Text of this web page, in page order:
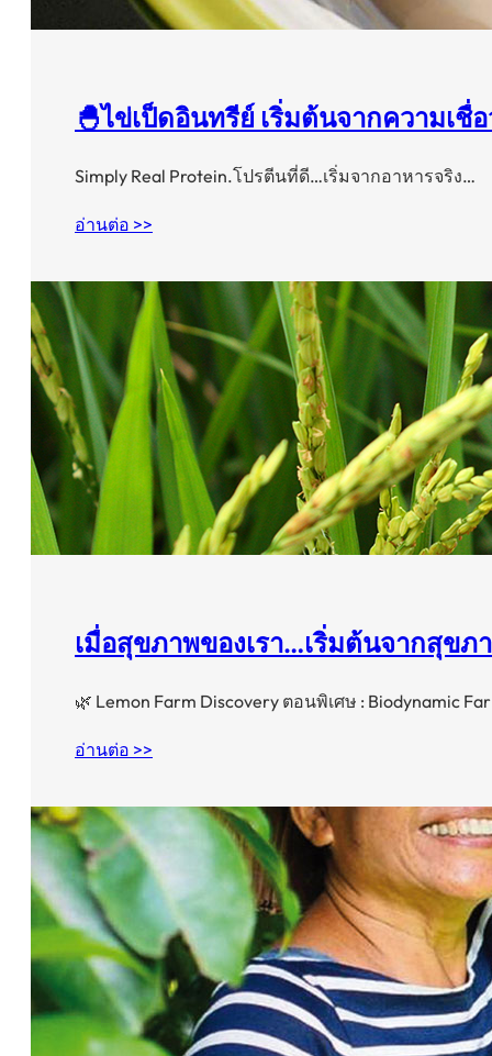
🐣ไข่เป็ดอินทรีย์ เริ่มต้นจากความเชื่
Simply Real Protein.โปรตีนที่ดี…เริ่มจากอาหารจริง…
อ่านต่อ >>
เมื่อสุขภาพของเรา…เริ่มต้นจากสุขภ
🌿 Lemon Farm Discovery ตอนพิเศษ : Biodynamic
อ่านต่อ >>